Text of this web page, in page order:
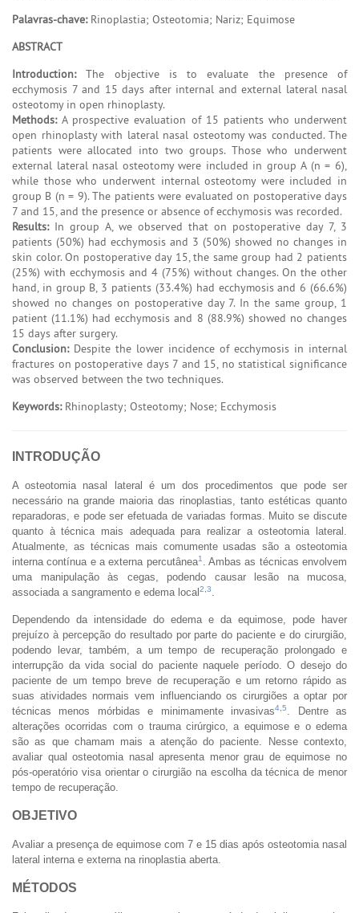
Palavras-chave:Rinoplastia; Osteotomia; Nariz; Equimose
ABSTRACT
Introduction:The objective is to evaluate the presence of
ecchymosis 7 and 15 days after internal and external lateral nasal
osteotomy in open rhinoplasty.
Methods:A prospective evaluation of 15 patients who underwent
open rhinoplasty with lateral nasal osteotomy was conducted. The
patients were allocated into two groups. Those who underwent
external lateral nasal osteotomy were included in group A (n = 6),
while those who underwent internal osteotomy were included in
group B (n = 9). The patients were evaluated on postoperative days
7 and 15, and the presence or absence of ecchymosis was recorded.
Results:In group A, we observed that on postoperative day 7, 3
patients (50%) had ecchymosis and 3 (50%) showed no changes in
skin color. On postoperative day 15, the same group had 2 patients
(25%) with ecchymosis and 4 (75%) without changes. On the other
hand, in group B, 3 patients (33.4%) had ecchymosis and 6 (66.6%)
showed no changes on postoperative day 7. In the same group, 1
patient (11.1%) had ecchymosis and 8 (88.9%) showed no changes
15 days after surgery.
Conclusion:Despite the lower incidence of ecchymosis in internal
fractures on postoperative days 7 and 15, no statistical significance
was observed between the two techniques.
Keywords:Rhinoplasty; Osteotomy; Nose; Ecchymosis
INTRODUÇÃO
A osteotomia nasal lateral é um dos procedimentos que pode ser
necessário na grande maioria das rinoplastias, tanto estéticas quanto
reparadoras, e pode ser efetuada de variadas formas. Muito se discute
quanto à técnica mais adequada para realizar a osteotomia lateral.
Atualmente, as técnicas mais comumente usadas são a osteotomia
interna contínua e a externa percutânea1
. Ambas as técnicas envolvem
uma manipulação às cegas, podendo causar lesão na mucosa,
associada a sangramento e edema local 2 3
Dependendo da intensidade do edema e da equimose, pode haver
prejuízo à percepção do resultado por parte do paciente e do cirurgião,
podendo levar, também, a um tempo de recuperação prolongado e
interrupção da vida social do paciente naquele período. O desejo do
paciente de um tempo breve de recuperação e um retorno rápido as
suas atividades normais vem influenciando os cirurgiões a optar por
técnicas menos mórbidas e minimamente invasivas4 ,5
. Dentre as
alterações ocorridas com o trauma cirúrgico, a equimose e o edema
são as que chamam mais a atenção do paciente. Nesse contexto,
avaliar qual osteotomia nasal apresenta menor grau de equimose no
pós-operatório visa orientar o cirurgião na escolha da técnica de menor
tempo de recuperação.
OBJETIVO
Avaliar a presença de equimose com 7 e 15 dias após osteotomia nasal
lateral interna e externa na rinoplastia aberta.
MÉTODOS